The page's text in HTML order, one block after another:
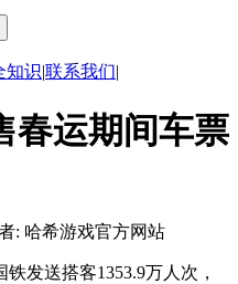
知识|联系我们|
春运期间车票
: 哈希游戏官方网站
发送搭客1353.9万人次，